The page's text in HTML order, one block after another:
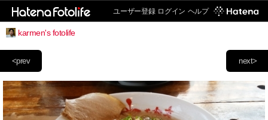
ユーザー登録 ログイン ヘルプ
karmen's fotolife
next>
<prev